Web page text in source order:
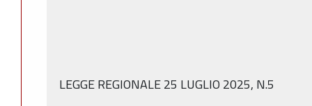
LEGGE REGIONALE 25 LUGLIO 2025, N.5